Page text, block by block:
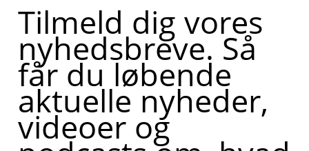
Tilmeld dig vores
nyhedsbreve. Så
får du løbende
aktuelle nyheder,
videoer og